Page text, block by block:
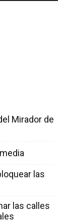
Mirador de
las
las calles